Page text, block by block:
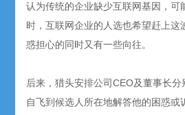
认为传统的企业缺少互联网基因，可
时，互联网企业的人选也希望赶上这
惑担心的同时又有一些向往。
后来，猎头安排公司CEO及董事长
自飞到候选人所在地解答他的困惑或